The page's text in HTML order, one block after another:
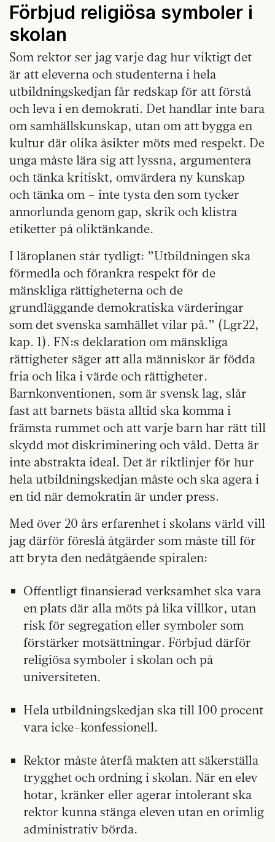
Förbjud religiösa symboler i
skolan
Som rektor ser jag varje dag hur viktigt det
är att eleverna och studenterna i hela
utbildningskedjan får redskap för att förstå
och leva i en demokrati. Det handlar inte bara
om samhällskunskap, utan om att bygga en
kultur där olika åsikter möts med respekt. De
unga måste lära sig att lyssna, argumentera
och tänka kritiskt, omvärdera ny kunskap
och tänka om – inte tysta den som tycker
annorlunda genom gap, skrik och klistra
etiketter på oliktänkande.
I läroplanen står tydligt: ”Utbildningen ska
förmedla och förankra respekt för de
mänskliga rättigheterna och de
grundläggande demokratiska värderingar
som det svenska samhället vilar på.” (Lgr22,
kap. 1). FN:s deklaration om mänskliga
rättigheter säger att alla människor är födda
fria och lika i värde och rättigheter.
Barnkonventionen, som är svensk lag, slår
fast att barnets bästa alltid ska komma i
främsta rummet och att varje barn har rätt till
skydd mot diskriminering och våld. Detta är
inte abstrakta ideal. Det är riktlinjer för hur
hela utbildningskedjan måste och ska agera i
en tid när demokratin är under press.
Med över 20 års erfarenhet i skolans värld vill
jag därför föreslå åtgärder som måste till för
att bryta den nedåtgående spiralen:
Offentligt finansierad verksamhet ska vara
en plats där alla möts på lika villkor, utan
risk för segregation eller symboler som
förstärker motsättningar. Förbjud därför
religiösa symboler i skolan och på
universiteten.
Hela utbildningskedjan ska till 100 procent
vara icke-konfessionell.
Rektor måste återfå makten att säkerställa
trygghet och ordning i skolan. När en elev
hotar, kränker eller agerar intolerant ska
rektor kunna stänga eleven utan en orimlig
administrativ börda.